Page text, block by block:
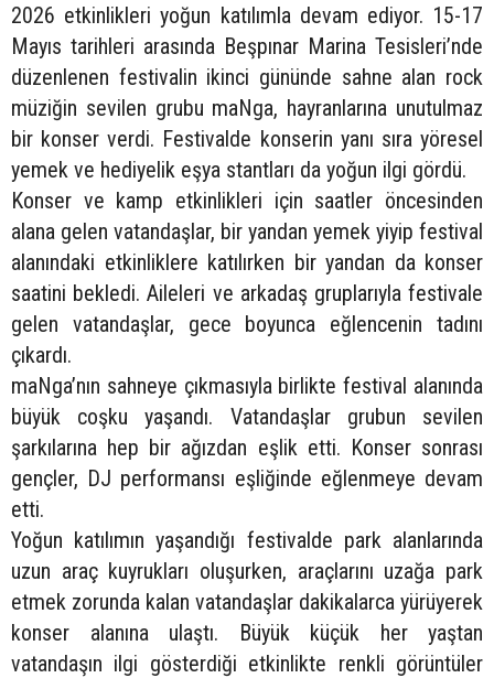
2026 etkinlikleri yoğun katılımla devam ediyor. 15-17
Mayıs tarihleri arasında Beşpınar Marina Tesisleri’nde
düzenlenen festivalin ikinci gününde sahne alan rock
müziğin sevilen grubu maNga, hayranlarına unutulmaz
bir konser verdi. Festivalde konserin yanı sıra yöresel
yemek ve hediyelik eşya stantları da yoğun ilgi gördü.
Konser ve kamp etkinlikleri için saatler öncesinden
alana gelen vatandaşlar, bir yandan yemek yiyip festival
alanındaki etkinliklere katılırken bir yandan da konser
saatini bekledi. Aileleri ve arkadaş gruplarıyla festivale
gelen vatandaşlar, gece boyunca eğlencenin tadını
çıkardı.
maNga’nın sahneye çıkmasıyla birlikte festival alanında
büyük coşku yaşandı. Vatandaşlar grubun sevilen
şarkılarına hep bir ağızdan eşlik etti. Konser sonrası
gençler, DJ performansı eşliğinde eğlenmeye devam
etti.
Yoğun katılımın yaşandığı festivalde park alanlarında
uzun araç kuyrukları oluşurken, araçlarını uzağa park
etmek zorunda kalan vatandaşlar dakikalarca yürüyerek
konser alanına ulaştı. Büyük küçük her yaştan
vatandaşın ilgi gösterdiği etkinlikte renkli görüntüler